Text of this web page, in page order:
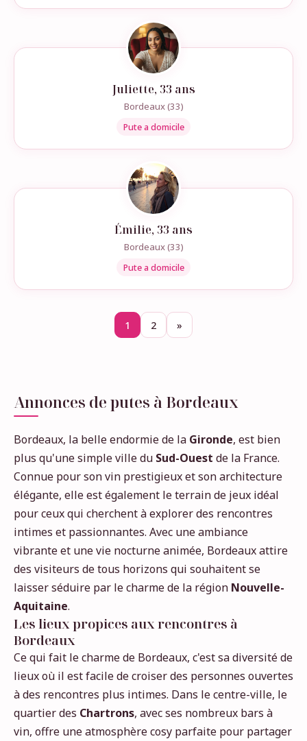
Juliette, 33 ans
Bordeaux (33)
Pute a domicile
Émilie, 33 ans
Bordeaux (33)
Pute a domicile
1 2 »
Annonces de putes à Bordeaux
Bordeaux, la belle endormie de la Gironde, est bien
plus qu'une simple ville du Sud-Ouest de la France.
Connue pour son vin prestigieux et son architecture
élégante, elle est également le terrain de jeux idéal
pour ceux qui cherchent à explorer des rencontres
intimes et passionnantes. Avec une ambiance
vibrante et une vie nocturne animée, Bordeaux attire
des visiteurs de tous horizons qui souhaitent se
laisser séduire par le charme de la région Nouvelle-
Aquitaine.
Les lieux propices aux rencontres à
Bordeaux
Ce qui fait le charme de Bordeaux, c'est sa diversité de
lieux où il est facile de croiser des personnes ouvertes
à des rencontres plus intimes. Dans le centre-ville, le
quartier des Chartrons, avec ses nombreux bars à
vin, offre une atmosphère cosy parfaite pour partager